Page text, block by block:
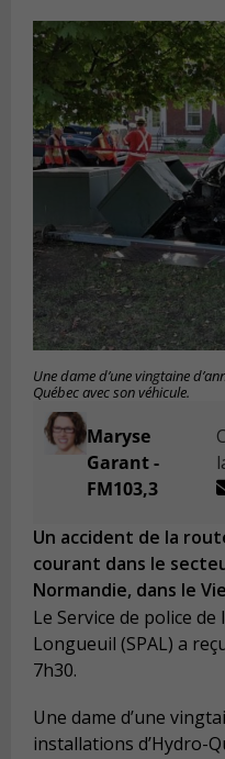
Une dame d’une vingtaine
Québec avec son véhicule.
Maryse
Garant -
FM103,3
Un accident de la
courant dans le
Normandie, dans le
Le Service de police
Longueuil (SPAL) a
7h30.
Une dame d’une
installations d’Hydro-